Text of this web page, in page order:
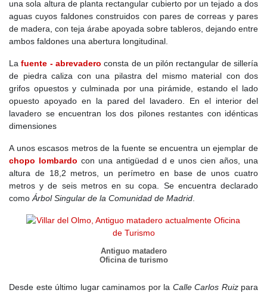
una sola altura de planta rectangular cubierto por un tejado a dos
aguas cuyos faldones construidos con pares de correas y pares
de madera, con teja árabe apoyada sobre tableros, dejando entre
ambos faldones una abertura longitudinal.
Lafuente - abrevadero consta de un pilón rectangular de sillería
de piedra caliza con una pilastra del mismo material con dos
grifos opuestos y culminada por una pirámide, estando el lado
opuesto apoyado en la pared del lavadero. En el interior del
lavadero se encuentran los dos pilones restantes con idénticas
dimensiones
A unos escasos metros de la fuente se encuentra un ejemplar de
chopo lombardo con una antigüedad d e unos cien años, una
altura de 18,2 metros, un perímetro en base de unos cuatro
metros y de seis metros en su copa. Se encuentra declarado
comoÁrbol Singular de la Comunidad de Madrid.
Antiguo matadero
Oficina de turismo
Desde este último lugar caminamos por la Calle Carlos Ruizpara